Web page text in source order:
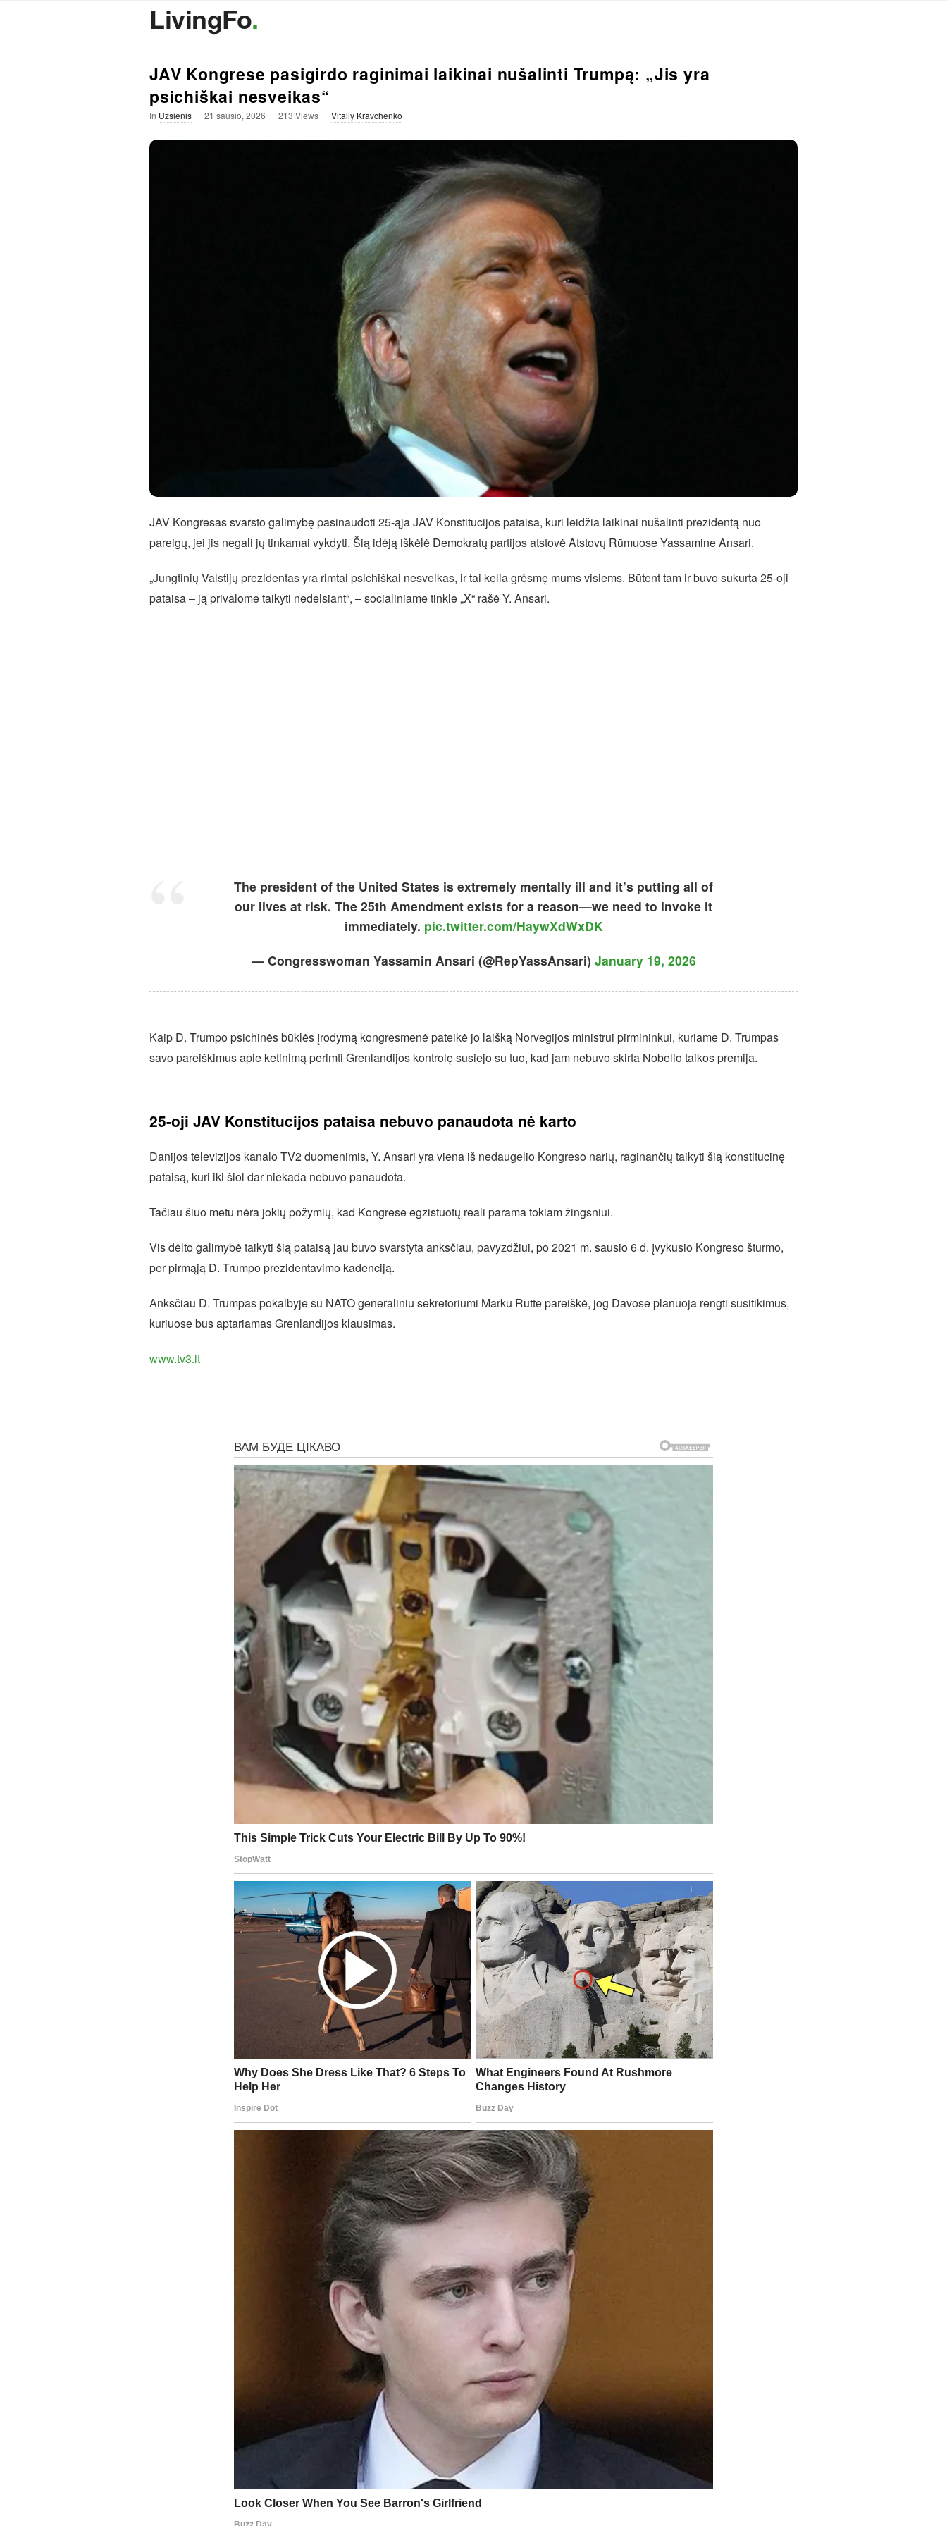
LivingFo.
JAV Kongrese pasigirdo raginimai laikinai nušalinti Trumpą: „Jis yra
psichiškai nesveikas“
In Užsienis 21 sausio, 2026 213 Views Vitaliy Kravchenko
JAV Kongresas svarsto galimybę pasinaudoti 25-ąja JAV Konstitucijos pataisa, kuri leidžia laikinai nušalinti prezidentą nuo
pareigų, jei jis negali jų tinkamai vykdyti. Šią idėją iškėlė Demokratų partijos atstovė Atstovų Rūmuose Yassamine Ansari.
„Jungtinių Valstijų prezidentas yra rimtai psichiškai nesveikas, ir tai kelia grėsmę mums visiems. Būtent tam ir buvo sukurta 25-oji
pataisa – ją privalome taikyti nedelsiant“, – socialiniame tinkle „X“ rašė Y. Ansari.
The president of the United States is extremely mentally ill and it’s putting all of
our lives at risk. The 25th Amendment exists for a reason—we need to invoke it
immediately. pic.twitter.com/HaywXdWxDK
— Congresswoman Yassamin Ansari (@RepYassAnsari) January 19, 2026
Kaip D. Trumpo psichinės būklės įrodymą kongresmenė pateikė jo laišką Norvegijos ministrui pirmininkui, kuriame D. Trumpas
savo pareiškimus apie ketinimą perimti Grenlandijos kontrolę susiejo su tuo, kad jam nebuvo skirta Nobelio taikos premija.
25-oji JAV Konstitucijos pataisa nebuvo panaudota nė karto
Danijos televizijos kanalo TV2 duomenimis, Y. Ansari yra viena iš nedaugelio Kongreso narių, raginančių taikyti šią konstitucinę
pataisą, kuri iki šiol dar niekada nebuvo panaudota.
Tačiau šiuo metu nėra jokių požymių, kad Kongrese egzistuotų reali parama tokiam žingsniui.
Vis dėlto galimybė taikyti šią pataisą jau buvo svarstyta anksčiau, pavyzdžiui, po 2021 m. sausio 6 d. įvykusio Kongreso šturmo,
per pirmąją D. Trumpo prezidentavimo kadenciją.
Anksčiau D. Trumpas pokalbyje su NATO generaliniu sekretoriumi Marku Rutte pareiškė, jog Davose planuoja rengti susitikimus,
kuriuose bus aptariamas Grenlandijos klausimas.
www.tv3.lt